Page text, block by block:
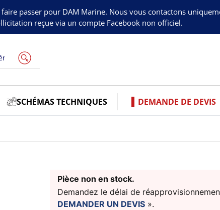
passer pour DAM Marine. Nous vous contactons
reçue via un compte Facebook non officiel.
SCHÉMAS TECHNIQUES DEMANDE DE DEVIS
Pièce non en stock.
Demandez le délai de
DEMANDER UN DEVIS».